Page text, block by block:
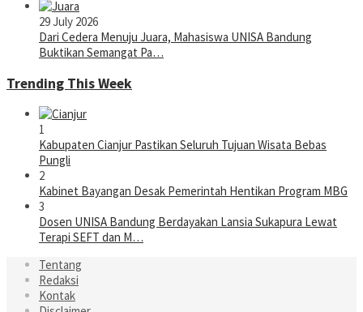
29 July 2026
Dari Cedera Menuju Juara, Mahasiswa UNISA Bandung
Buktikan Semangat Pa…
Trending This Week
1
Kabupaten Cianjur Pastikan Seluruh Tujuan Wisata Bebas
Pungli
2
Kabinet Bayangan Desak Pemerintah Hentikan Program MBG
3
Dosen UNISA Bandung Berdayakan Lansia Sukapura Lewat
Terapi SEFT dan M…
Tentang
Redaksi
Kontak